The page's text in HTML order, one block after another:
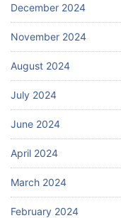
December 2024
November 2024
August 2024
July 2024
June 2024
April 2024
March 2024
February 2024